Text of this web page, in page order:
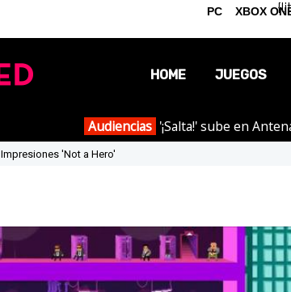
HOME JUEGOS
Audiencias '¡Salta!' sube en
Impresiones 'Not a Hero'
PC XBOX